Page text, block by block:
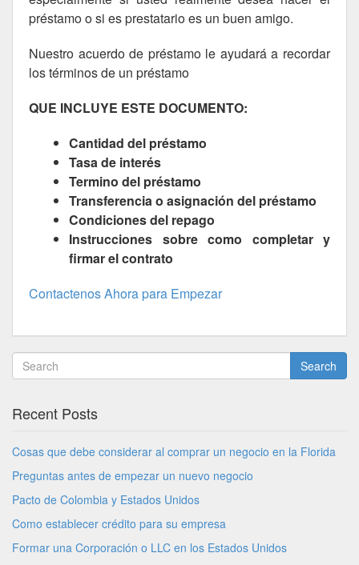
préstamo o si es prestatario es un buen amigo.
Nuestro acuerdo de préstamo le ayudará a recordar
los términos de un préstamo
QUE INCLUYE ESTE DOCUMENTO:
Cantidad del préstamo
Tasa de interés
Termino del préstamo
Transferencia o asignación del préstamo
Condiciones del repago
Instrucciones sobre como completar y
firmar el contrato
Contactenos Ahora para Empezar
Search
Recent Posts
Cosas que debe considerar al comprar un negocio en la Florida
Preguntas antes de empezar un nuevo negocio
Pacto de Colombia y Estados Unidos
Como establecer crédito para su empresa
Formar una Corporación o LLC en los Estados Unidos